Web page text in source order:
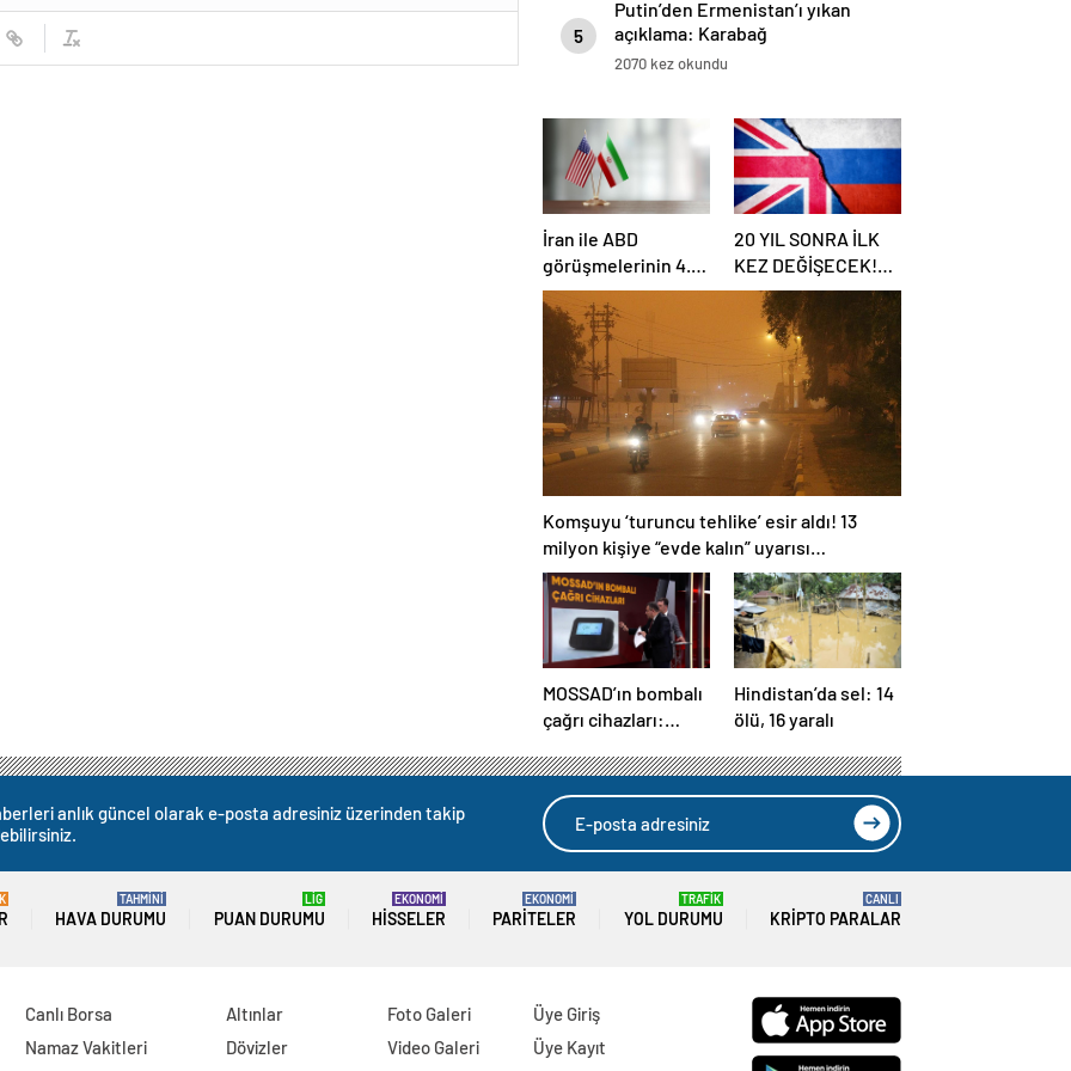
5
Putin’den Ermenistan’ı yıkan
açıklama: Karabağ
Azerbaycan’ın ayrılmaz bir
2070 kez okundu
İran ile ABD
görüşmelerinin 4.
turu: Tarih ve yer
belli oldu
20 YIL SONRA İLK
KEZ DEĞİŞECEK!
Rusya ile olası
savaş…
İngiltere’nin gizli
planı güncelleniyor!
Komşuyu ‘turuncu tehlike’ esir aldı! 13
milyon kişiye “evde kalın” uyarısı…
MOSSAD’ın bombalı
çağrı cihazları:
suikastını MİT
önledi
Hindistan’da sel: 14
ölü, 16 yaralı
anlık güncel olarak e-posta adresiniz üzerinden takip
HAVA DURUMU
TAHMİNİ
PUAN DURUMU
LİG
HISSELER
EKONOMİ
PARITELER
EKONOMİ
YOL DURUMU
TRAFİK
KRIPTO PARALAR
CANLI
Canlı Borsa
Namaz Vakitleri
Altınlar
Dövizler
Foto Galeri
Video Galeri
Üye Giriş
Üye Kayıt